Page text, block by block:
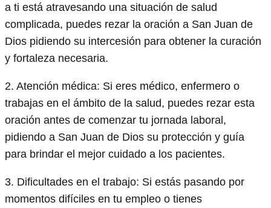
a ti está atravesando una situación de salud
complicada, puedes rezar la oración a San Juan de
Dios pidiendo su intercesión para obtener la curación
y fortaleza necesaria.
2. Atención médica: Si eres médico, enfermero o
trabajas en el ámbito de la salud, puedes rezar esta
oración antes de comenzar tu jornada laboral,
pidiendo a San Juan de Dios su protección y guía
para brindar el mejor cuidado a los pacientes.
3. Dificultades en el trabajo: Si estás pasando por
momentos difíciles en tu empleo o tienes